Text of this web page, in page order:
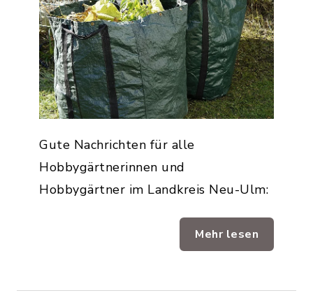
Gute Nachrichten für alle
Hobbygärtnerinnen und
Hobbygärtner im Landkreis Neu-Ulm:
Mehr lesen